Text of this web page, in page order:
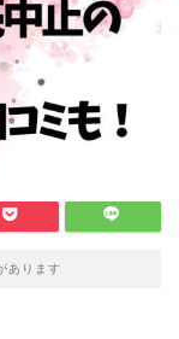
あります